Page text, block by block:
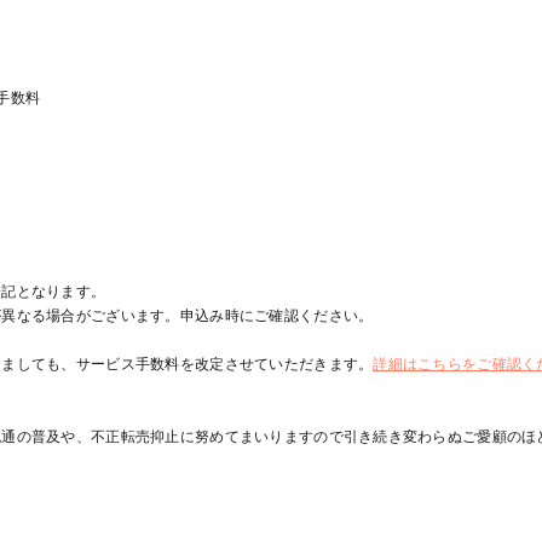
数料
となります。
なる場合がございます。申込み時にご確認ください。
しても、サービス手数料を改定させていただきます。詳細はこちらをご確認く
の普及や、不正転売抑止に努めてまいりますので引き続き変わらぬご愛顧の